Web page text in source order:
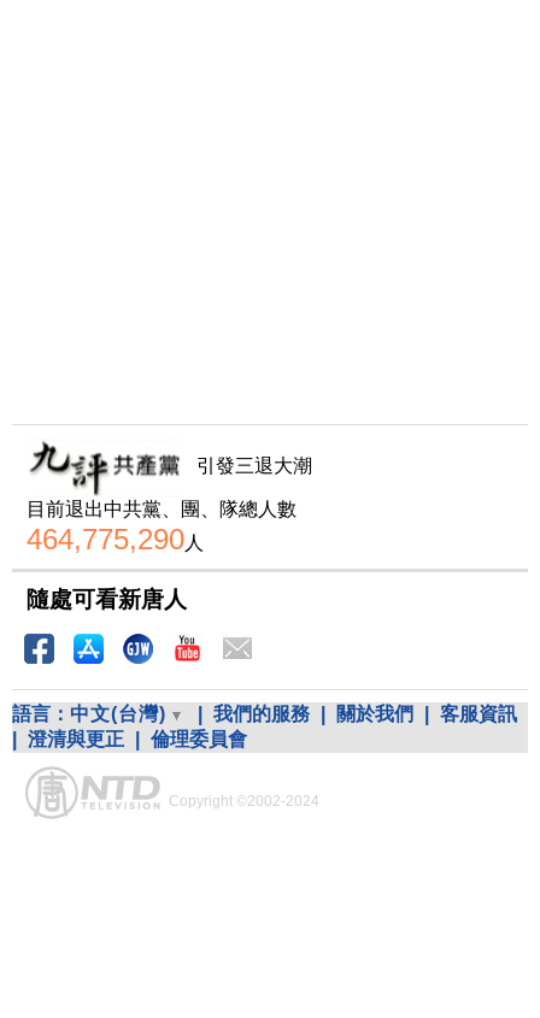
引發三退大潮
目前退出中共黨、團、隊總人數
464,775,290人
隨處可看新唐人
語言： 中文(台灣) 我們的服務 關於我們
客服資訊
澄清與更正 倫理委員會
Copyright ©2002-2024